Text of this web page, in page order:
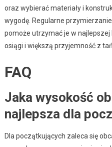
oraz wybierać materiały i
wygodę. Regularne
pomoże utrzymać je w najlepszej
osiągi i większą przyjemność z
FAQ
Jaka wysokość
najlepsza dla
Dla początkujących zaleca się